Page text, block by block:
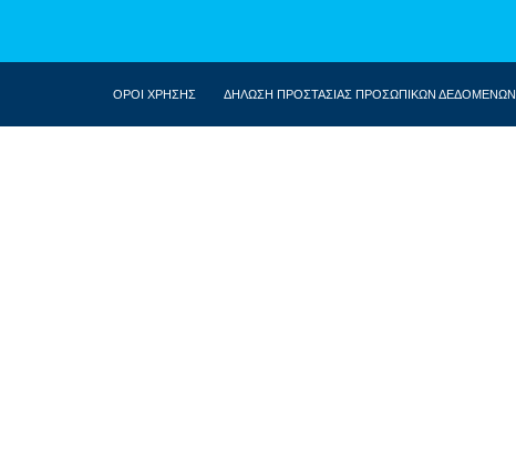
ΟΡΟΙ ΧΡΗΣΗΣ ΔΗΛΩΣΗ ΠΡΟΣΤΑΣΙΑΣ ΠΡΟΣΩΠΙΚΩΝ ΔΕΔΟΜΕΝΩΝ